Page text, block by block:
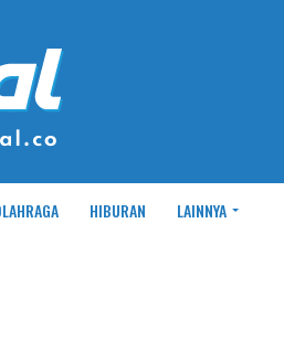
HIBURAN LAINNYA